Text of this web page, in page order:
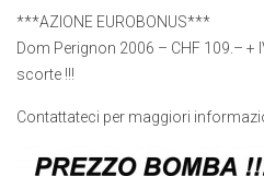
***AZIONE EUROBONUS***
Dom Perignon 2006 – CHF 109.– +
scorte !!!
Contattateci per maggiori